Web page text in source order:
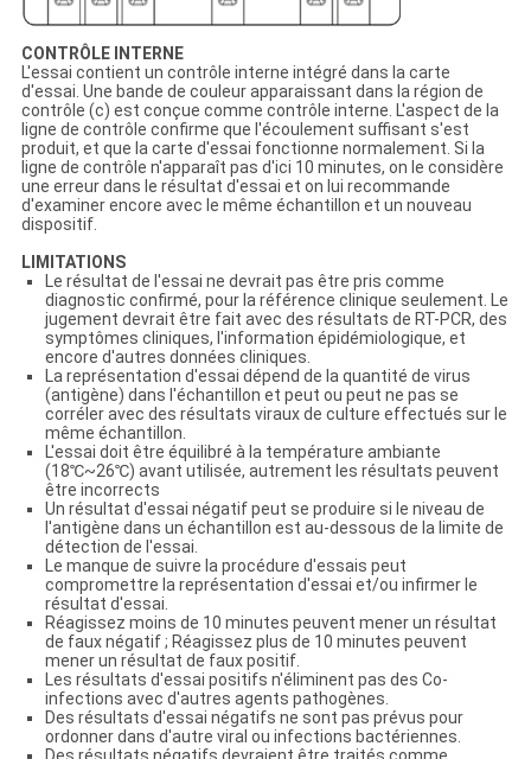
CONTRÔLE INTERNE
L'essai contient un contrôle interne intégré dans la carte
d'essai. Une bande de couleur apparaissant dans la région de
contrôle (c) est conçue comme contrôle interne. L'aspect de la
ligne de contrôle confirme que l'écoulement suffisant s'est
produit, et que la carte d'essai fonctionne normalement. Si la
ligne de contrôle n'apparaît pas d'ici 10 minutes, on le considère
une erreur dans le résultat d'essai et on lui recommande
d'examiner encore avec le même échantillon et un nouveau
dispositif.
LIMITATIONS
Le résultat de l'essai ne devrait pas être pris comme
diagnostic confirmé, pour la référence clinique seulement. Le
jugement devrait être fait avec des résultats de RT-PCR, des
symptômes cliniques, l'information épidémiologique, et
encore d'autres données cliniques.
La représentation d'essai dépend de la quantité de virus
(antigène) dans l'échantillon et peut ou peut ne pas se
corréler avec des résultats viraux de culture effectués sur le
même échantillon.
L'essai doit être équilibré à la température ambiante
(18℃~26℃) avant utilisée, autrement les résultats peuvent
être incorrects
Un résultat d'essai négatif peut se produire si le niveau de
l'antigène dans un échantillon est au-dessous de la limite de
détection de l'essai.
Le manque de suivre la procédure d'essais peut
compromettre la représentation d'essai et/ou infirmer le
résultat d'essai.
Réagissez moins de 10 minutes peuvent mener un résultat
de faux négatif ; Réagissez plus de 10 minutes peuvent
mener un résultat de faux positif.
Les résultats d'essai positifs n'éliminent pas des Co-
infections avec d'autres agents pathogènes.
Des résultats d'essai négatifs ne sont pas prévus pour
ordonner dans d'autre viral ou infections bactériennes.
Des résultats négatifs devraient être traités comme